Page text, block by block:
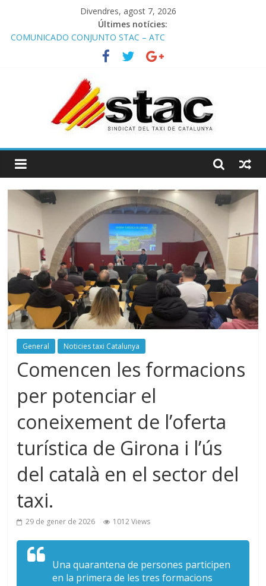
Divendres, agost 7, 2026
Últimes notícies:
COMUNICADO CONJUNTO STAC – ATC
Comunicado STAC/ ATC de la reunión con los Mossos d
‘Esquadra del aeropuerto de Barcelona.
Programa de Radio TAXI LIBRE 29.07.2026 en COOLTURA FM.
STAC/ATC SOLICITAN TAULA TÈCNICA PARA MEJORAR LA
OPERATIVA DE ENTRADA EN EL PUERTO DE BARCELONA.
Programa de Radio TAXI LIBRE 22.07.2026 en COOLTURA FM.
General Noticies taxi Catalunya
Comencen les formacions
per potenciar el
coneixement de l’oferta
turística de Girona i l’ús
del català en el sector del
taxi.
29 de gener de 2026 1012 Views
Una quarantena de persones participen
en la primera de les tres formacions